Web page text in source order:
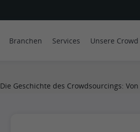
Branchen Services Unsere Crowd
Die Geschichte des Crowdsourcings: